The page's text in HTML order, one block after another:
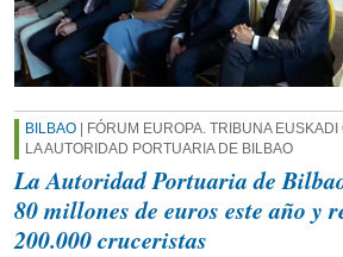
BILBAO | FÓRUM EUROPA. TRIBUNA
LA AUTORIDAD PORTUARIA DE BILBAO
La Autoridad Portuaria de
80 millones de euros este año y
200.000 cruceristas